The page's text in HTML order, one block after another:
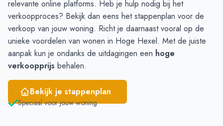
relevante online platforms. Heb je hulp nodig bij het
verkoopproces? Bekijk dan eens hetstappenplan voor de
verkoop van jouw woning. Richt je daarnaast vooral op de
unieke voordelen van wonen in Hoge Hexel. Met de juiste
aanpak kun je ondanks de uitdagingen een hoge
verkoopprijs behalen.
Bekijk je stappenplan
Speciaal voor jouw woning